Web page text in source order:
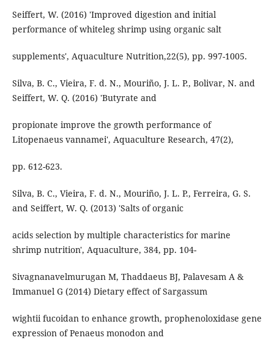
Seiffert, W. (2016) 'Improved digestion and initial
performance of whiteleg shrimp using organic salt
supplements', Aquaculture Nutrition,22(5), pp. 997-1005.
Silva, B. C., Vieira, F. d. N., Mouriño, J. L. P., Bolivar, N. and
Seiffert, W. Q. (2016) 'Butyrate and
propionate improve the growth performance of
Litopenaeus vannamei', Aquaculture Research, 47(2),
pp. 612-623.
Silva, B. C., Vieira, F. d. N., Mouriño, J. L. P., Ferreira, G. S.
and Seiffert, W. Q. (2013) 'Salts of organic
acids selection by multiple characteristics for marine
shrimp nutrition', Aquaculture, 384, pp. 104-
Sivagnanavelmurugan M, Thaddaeus BJ, Palavesam A &
Immanuel G (2014) Dietary effect of Sargassum
wightii fucoidan to enhance growth, prophenoloxidase gene
expression of Penaeus monodon and